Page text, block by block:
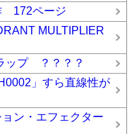
172ページ
MULTIPLIER
ップ ？？？？
」すら直線性が
ン・エフェクター